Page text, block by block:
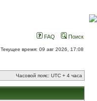
FAQ Поиск
Текущее время: 09 авг 2026, 17:08
Часовой пояс: UTC + 4 часа